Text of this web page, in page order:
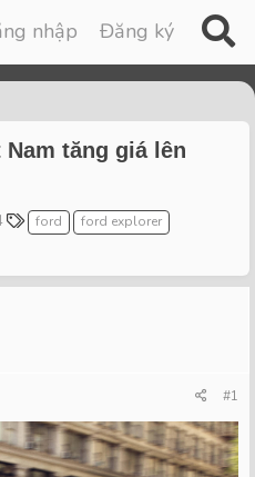
nhập Đăng ký
tăng giá lên
T
a
s
ford
ford explorer
#1